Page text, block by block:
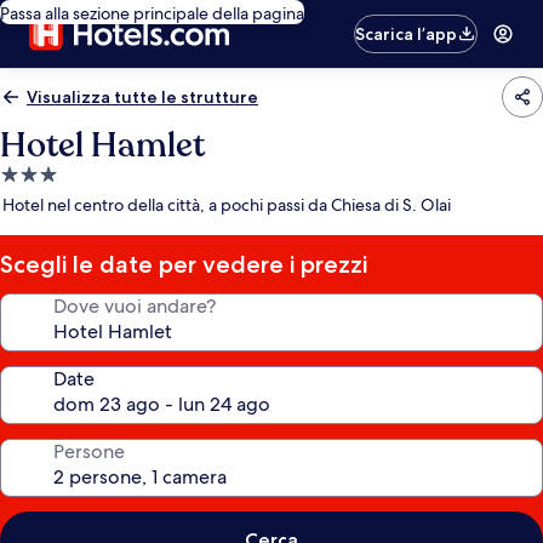
Passa alla sezione principale della pagina
Scarica l’app
Visualizza tutte le strutture
Hotel Hamlet
Struttura
a
stelle
Hotel nel centro della città, a pochi passi da Chiesa di S. Olai
Scegli le date per vedere i prezzi
Dove vuoi andare?
Date
Persone